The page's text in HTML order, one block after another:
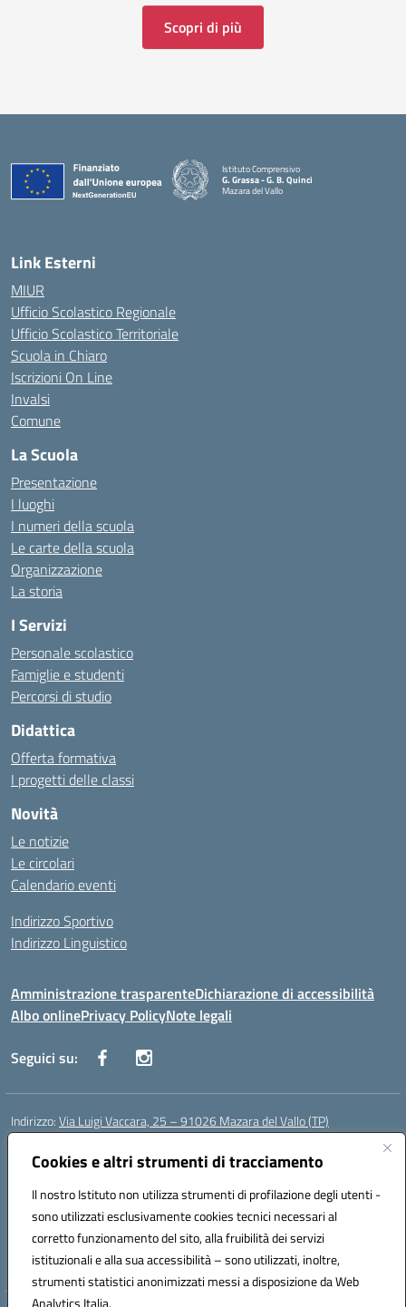
Cookies e altri strumenti di tracciamento
Il nostro Istituto non utilizza strumenti di profilazione degli utenti -
sono utilizzati esclusivamente cookies tecnici necessari al
corretto funzionamento del sito, alla fruibilità dei servizi
istituzionali e alla sua accessibilità – sono utilizzati, inoltre,
strumenti statistici anonimizzati messi a disposizione da Web
Analytics Italia.
Scopri di più
Istituto Comprensivo
G. Grassa - G. B. Quinci
Mazara del Vallo
Link Esterni
MIUR
Ufficio Scolastico Regionale
Ufficio Scolastico Territoriale
Scuola in Chiaro
Iscrizioni On Line
Invalsi
Comune
La Scuola
Presentazione
I luoghi
I numeri della scuola
Le carte della scuola
Organizzazione
La storia
I Servizi
Personale scolastico
Famiglie e studenti
Percorsi di studio
Didattica
Offerta formativa
I progetti delle classi
Novità
Le notizie
Le circolari
Calendario eventi
Indirizzo Sportivo
Indirizzo Linguistico
Amministrazione trasparenteDichiarazione di accessibilità
Albo onlinePrivacy PolicyNote legali
Seguici su:
Indirizzo:Via Luigi Vaccara, 25 – 91026 Mazara del Vallo (TP)
Centralino:
Posta elettronica certificata (PEC):tpic843007@pec.istruzione.it
Codice fiscale: 91036660818
Codice meccanografico:tpic843007
Codice Indice delle Pubbliche Amministrazioni (IPA): icggp
Codice unico di fatturazione (CUF): UFYPS3